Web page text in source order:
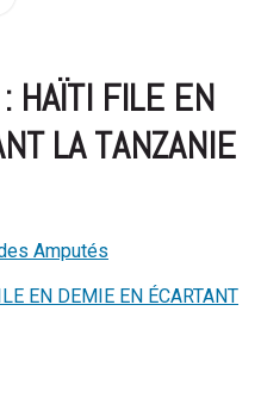
HAÏTI FILE EN
LA TANZANIE
Amputés